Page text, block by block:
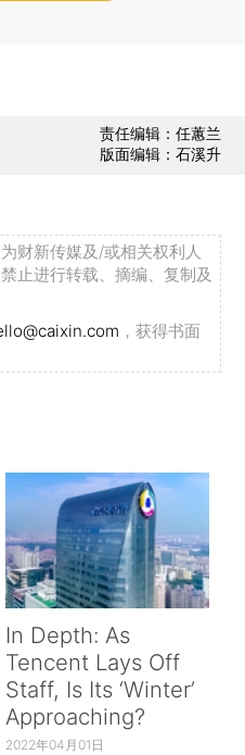
责任编辑：任蕙兰
版面编辑：石溪升
财新传媒及/或相关权利人
止进行转载、摘编、复制及
，获得书面
In Depth: As
Tencent Lays Off
Staff, Is Its ‘Winter’
Approaching?
2022年04月01日